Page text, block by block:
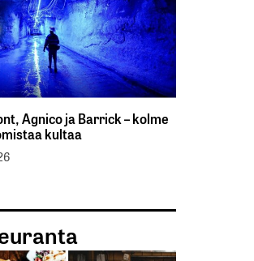
Agnico ja Barrick – kolme
kultaa